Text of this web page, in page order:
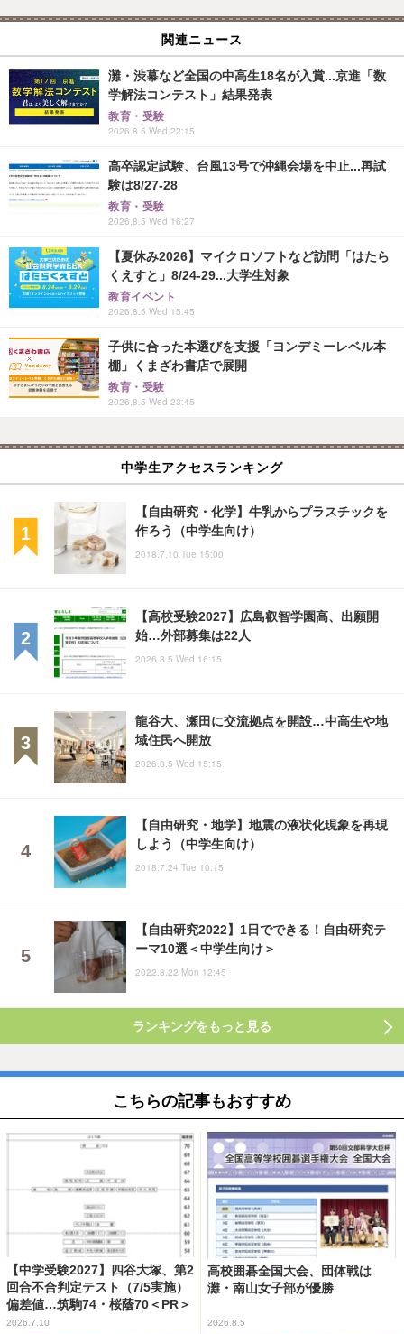
関連ニュース
灘・渋幕など全国の中高生18名が入賞...京進「数
学解法コンテスト」結果発表
教育・受験
2026.8.5 Wed 22:15
高卒認定試験、台風13号で沖縄会場を中止...再試
験は8/27-28
教育・受験
2026.8.5 Wed 16:27
【夏休み2026】マイクロソフトなど訪問「はたら
くえすと」8/24-29...大学生対象
教育イベント
2026.8.5 Wed 15:45
子供に合った本選びを支援「ヨンデミーレベル本
棚」くまざわ書店で展開
教育・受験
2026.8.5 Wed 23:45
中学生アクセスランキング
【自由研究・化学】牛乳からプラスチックを
作ろう（中学生向け）
2018.7.10 Tue 15:00
【高校受験2027】広島叡智学園高、出願開
始…外部募集は22人
2026.8.5 Wed 16:15
龍谷大、瀬田に交流拠点を開設…中高生や地
域住民へ開放
2026.8.5 Wed 15:15
【自由研究・地学】地震の液状化現象を再現
しよう（中学生向け）
2018.7.24 Tue 10:15
【自由研究2022】1日でできる！自由研究テ
ーマ10選＜中学生向け＞
2022.8.22 Mon 12:45
ランキングをもっと見る
こちらの記事もおすすめ
【中学受験2027】四谷大塚、第2
回合不合判定テスト（7/5実施）
偏差値…筑駒74・桜蔭70＜PR＞
2026.7.10
高校囲碁全国大会、団体戦は
灘・南山女子部が優勝
2026.8.5